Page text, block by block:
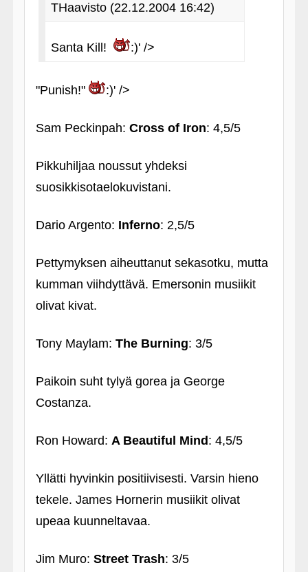
THaavisto (22.12.2004 16:42)
Santa Kill! :)' />
"Punish!" :)' />
Sam Peckinpah: Cross of Iron: 4,5/5
Pikkuhiljaa noussut yhdeksi
suosikkisotaelokuvistani.
Dario Argento: Inferno: 2,5/5
Pettymyksen aiheuttanut sekasotku, mutta
kumman viihdyttävä. Emersonin musiikit
olivat kivat.
Tony Maylam: The Burning: 3/5
Paikoin suht tylyä gorea ja George
Costanza.
Ron Howard: A Beautiful Mind : 4,5/5
Yllätti hyvinkin positiivisesti. Varsin hieno
tekele. James Hornerin musiikit olivat
upeaa kuunneltavaa.
Jim Muro: Street Trash: 3/5